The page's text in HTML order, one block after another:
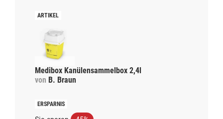
Medibox Kanülensammelbox 2,4l
von B. Braun